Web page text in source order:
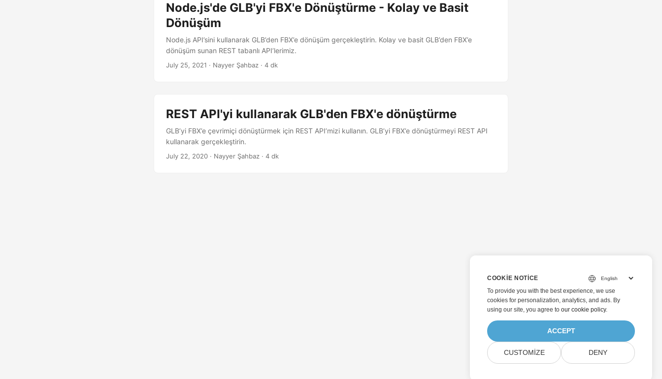
Node.js'de GLB'yi FBX'e Dönüştürme - Kolay ve Basit
Dönüşüm
Node.js API’sini kullanarak GLB’den FBX’e dönüşüm gerçekleştirin. Kolay ve basit GLB’den FBX’e
dönüşüm sunan REST tabanlı API’lerimiz.
July 25, 2021 · Nayyer Şahbaz · 4 dk
REST API'yi kullanarak GLB'den FBX'e dönüştürme
GLB’yi FBX’e çevrimiçi dönüştürmek için REST API’mizi kullanın. GLB’yi FBX’e dönüştürmeyi REST API
kullanarak gerçekleştirin.
July 22, 2020 · Nayyer Şahbaz · 4 dk
COOKIE NOTICE
To provide you with the best experience, we use
cookies for personalization, analytics, and ads. By
using our site, you agree to our cookie policy.
ACCEPT
CUSTOMIZE DENY